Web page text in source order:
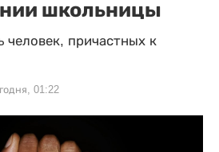
школьницы
человек, причастных к
01:22